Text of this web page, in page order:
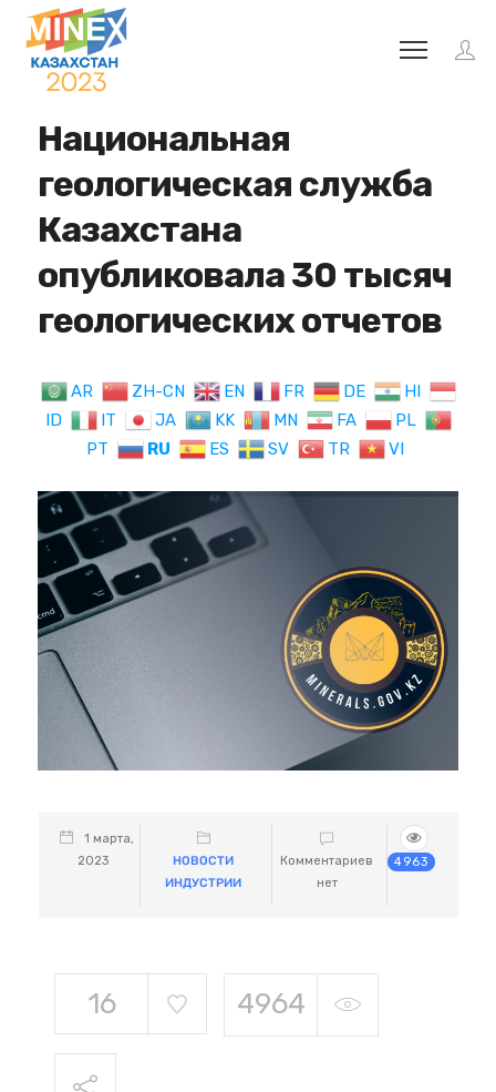
Национальная
геологическая служба
Казахстана
опубликовала 30 тысяч
геологических отчетов
AR ZH-CN EN FR DE
HI
ID
IT JA KK MN FA
PL
PT
RU ES SV TR VI
1 марта,
2023
НОВОСТИ
ИНДУСТРИИ
Комментариев
нет
4963
16 4964